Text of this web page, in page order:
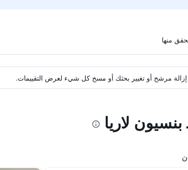
إزالة مرشح أو تغيير بحثك أو مسح كل شيء لعرض التقييمات.
لاريا